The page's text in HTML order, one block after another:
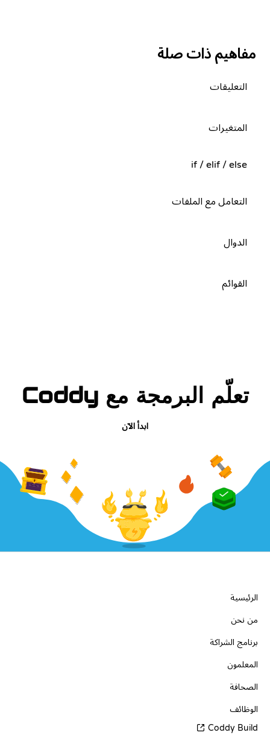
مفاهيم ذات صلة
التعليقات
المتغيرات
if / elif / else
التعامل مع الملفات
الدوال
القوائم
تعلّم البرمجة مع Coddy
ابدأ الآن
الرئيسية
من نحن
برنامج الشراكة
المعلمون
الصحافة
الوظائف
Coddy Build